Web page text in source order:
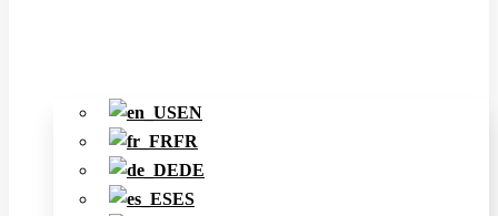
EN
FR
DE
ES